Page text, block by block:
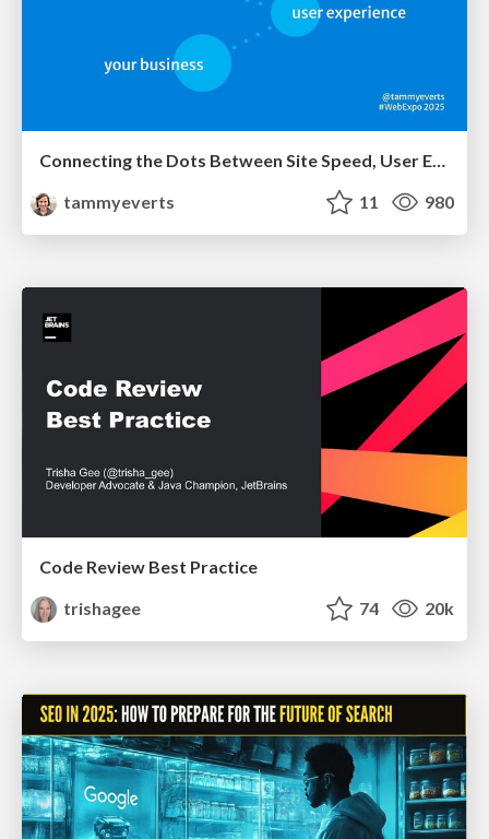
Connecting the Dots Between Site Speed, User Experience & Your Business [WebExpo 2025]
tammyeverts
11 980
Code Review Best Practice
trishagee
74 20k